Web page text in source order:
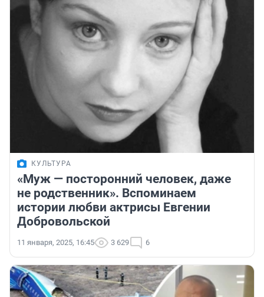
КУЛЬТУРА
«Муж — посторонний человек, даже
не родственник». Вспоминаем
истории любви актрисы Евгении
Добровольской
11 января, 2025, 16:45 3 629 6